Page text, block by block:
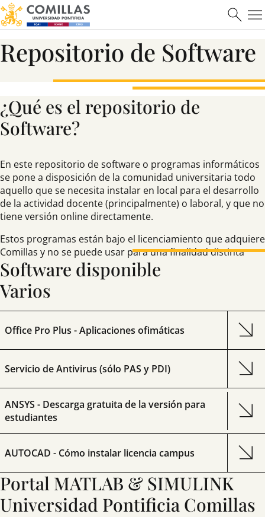
Repositorio de Software
¿Qué es el repositorio de
Software?
En este repositorio de software o programas informáticos
se pone a disposición de la comunidad universitaria todo
aquello que se necesita instalar en local para el desarrollo
de la actividad docente (principalmente) o laboral, y que no
tiene versión online directamente.
Estos programas están bajo el licenciamiento que adquiere
Comillas y no se puede usar para una finalidad distinta
Software disponible
Varios
Office Pro Plus - Aplicaciones ofimáticas
Servicio de Antivirus (sólo PAS y PDI)
ANSYS - Descarga gratuita de la versión para
estudiantes
AUTOCAD - Cómo instalar licencia campus
Portal MATLAB & SIMULINK
Universidad Pontificia Comillas